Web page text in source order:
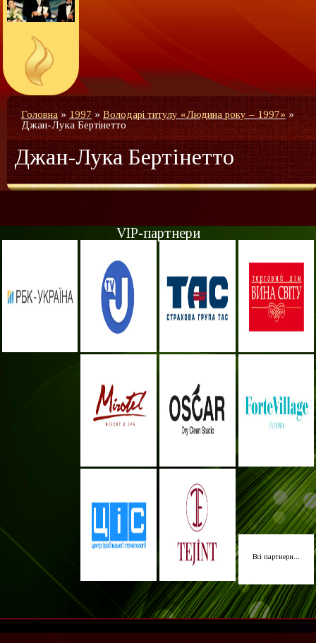
Головна »1997»Володарі титулу «Людина року – 1997» »
Джан-Лука Бертінетто
Джан-Лука Бертінетто
VIP-партнери
Всі партнери...